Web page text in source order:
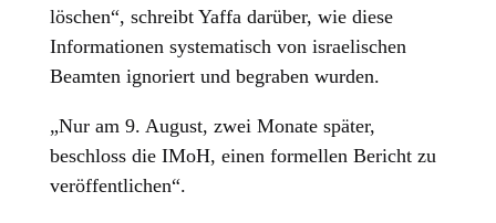
löschen“, schreibt Yaffa darüber, wie diese
Informationen systematisch von israelischen
Beamten ignoriert und begraben wurden.
„Nur am 9. August, zwei Monate später,
beschloss die IMoH, einen formellen Bericht zu
veröffentlichen“.